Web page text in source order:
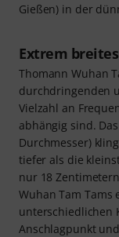
Gießen) in der
Extrem
Thomann Wuhan
durchdringenden
Vielzahl an
abhängig sind.
Durchmesser)
tiefer als die
nur 18
Wuhan Tam Tams
unterschiedlichen
Anschlagpunkt